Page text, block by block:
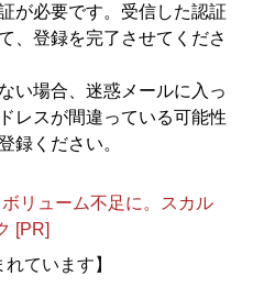
が必要です。受信した認証
、登録を完了させてくださ
い場合、迷惑メールに入っ
レスが間違っている可能性
録ください。
リューム不足に。スカル
[PR]
ています】